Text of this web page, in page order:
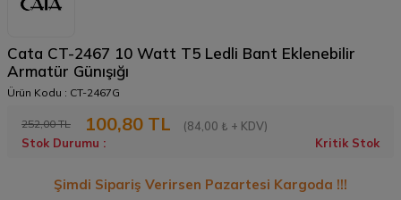
Cata CT-2467 10 Watt T5 Ledli Bant Eklenebilir
Armatür Günışığı
Ürün Kodu : CT-2467G
252,00TL 100,80 TL
(84,00 ₺ + KDV)
Stok Durumu :
Kritik Stok
Şimdi Sipariş Verirsen Pazartesi Kargoda !!!